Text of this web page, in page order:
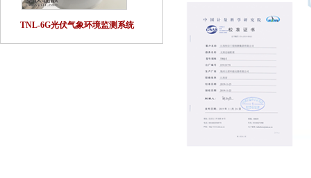
TNL-6G光伏气象环境监测系统